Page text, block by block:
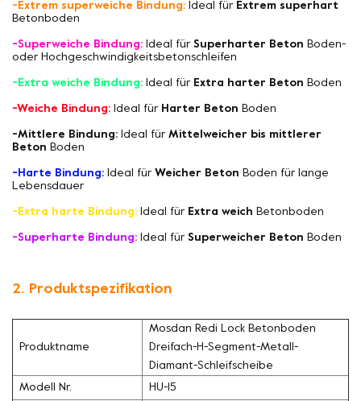
-Extrem superweiche Bindung: Ideal für Extrem superhart
Betonboden
-Superweiche Bindung: Ideal für Superharter Beton Boden-
oder Hochgeschwindigkeitsbetonschleifen
-Extra weiche Bindung: Ideal für Extra harter Beton Boden
-Weiche Bindung: Ideal für Harter Beton Boden
-Mittlere Bindung: Ideal für Mittelweicher bis mittlerer
Beton Boden
-Harte Bindung: Ideal für Weicher Beton Boden für lange
Lebensdauer
-Extra harte Bindung: Ideal für Extra weich Betonboden
-Superharte Bindung: Ideal für Superweicher Beton Boden
2. Produktspezifikation
Produktname
Mosdan Redi Lock Betonboden
Dreifach-H-Segment-Metall-
Diamant-Schleifscheibe
Modell Nr. HU-15